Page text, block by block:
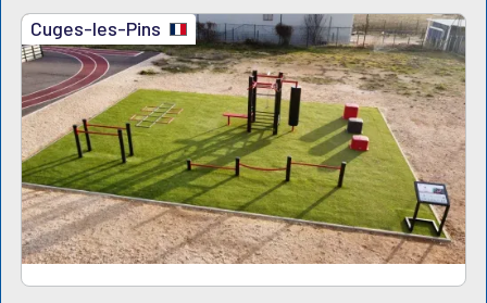
Cuges-les-Pins